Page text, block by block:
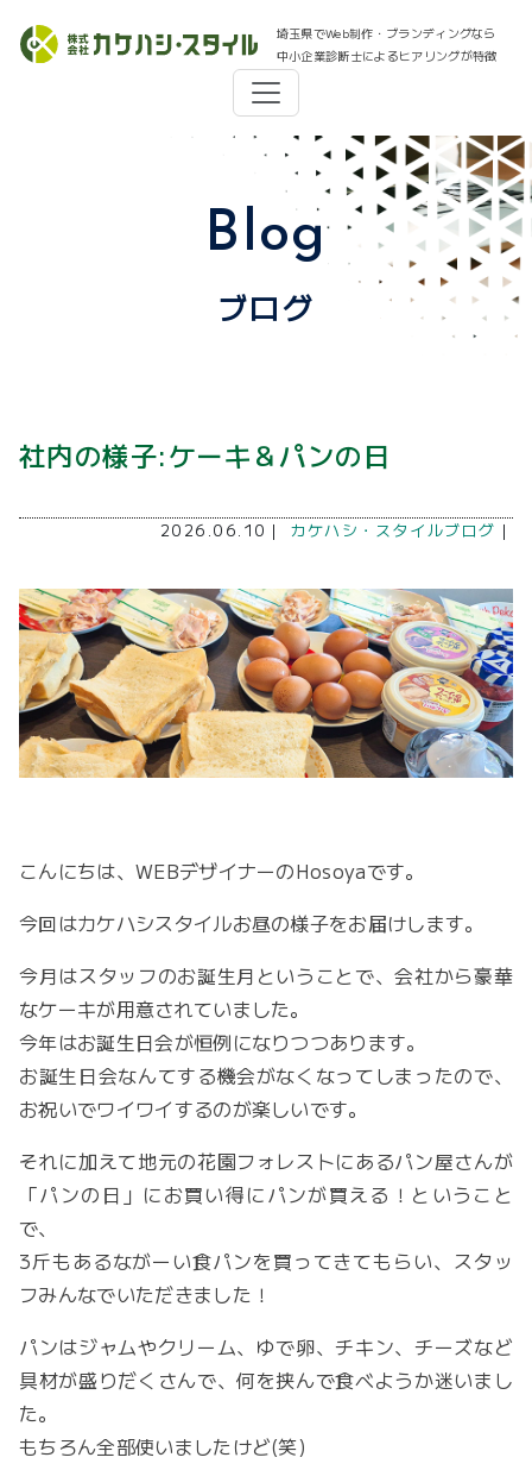
埼玉県でWeb制作・ブランディングなら
中小企業診断士によるヒアリングが特徴
Blog
ブログ
社内の様子:ケーキ＆パンの日
2026.06.10｜ カケハシ・スタイルブログ ｜
こんにちは、WEBデザイナーのHosoyaです。
今回はカケハシスタイルお昼の様子をお届けします。
今月はスタッフのお誕生月ということで、会社から豪華
なケーキが用意されていました。
今年はお誕生日会が恒例になりつつあります。
お誕生日会なんてする機会がなくなってしまったので、
お祝いでワイワイするのが楽しいです。
それに加えて地元の花園フォレストにあるパン屋さんが
「パンの日」にお買い得にパンが買える！ということ
で、
3斤もあるながーい食パンを買ってきてもらい、スタッ
フみんなでいただきました！
パンはジャムやクリーム、ゆで卵、チキン、チーズなど
具材が盛りだくさんで、何を挟んで食べようか迷いまし
た。
もちろん全部使いましたけど(笑)